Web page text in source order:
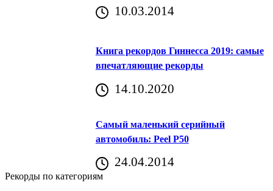
10.03.2014
Книга рекордов Гиннесса 2019: самые
впечатляющие рекорды
14.10.2020
Самый маленький серийный
автомобиль: Peel P50
24.04.2014
Рекорды по категориям